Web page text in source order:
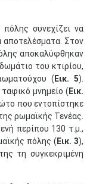
συνεχίζει να
αποτελέσματα. Στον
αποκαλύφθηκαν
του κτιρίου,
( Εικ. 5).
μνημείο ( Εικ.
που εντοπίστηκε
ρωμαϊκής Τενέας.
περίπου 130 τ.μ.,
πόλης ( Εικ. 3),
τη συγκεκριμένη